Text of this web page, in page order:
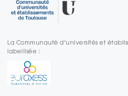
La Communauté d'universités et
labellisée :